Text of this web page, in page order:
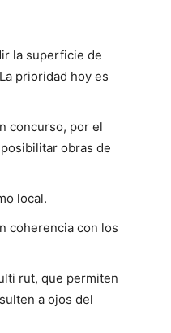
la superficie de
prioridad hoy es
concurso, por el
obras de
local.
coherencia con los
rut, que permiten
a ojos del